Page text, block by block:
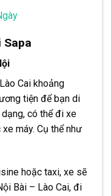
Sapa
Cai khoảng
tiện để bạn di
có thể đi xe
máy. Cụ thể như
hoặc taxi, xe sẽ
Bài – Lào Cai, đi